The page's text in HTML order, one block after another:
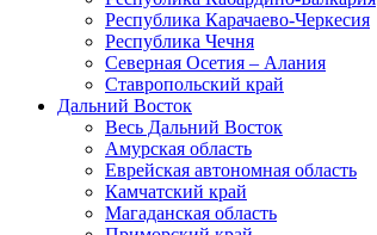
Республика Карачаево-Черкесия
Республика Чечня
Северная Осетия – Алания
Ставропольский край
Дальний Восток
Весь Дальний Восток
Амурская область
Еврейская автономная область
Камчатский край
Магаданская область